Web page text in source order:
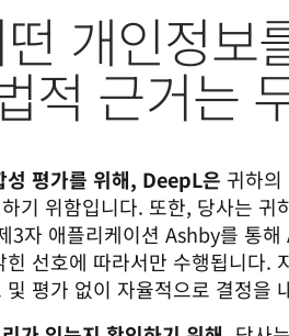
개인정보
적 근거는
성 평가를 위해, DeepL은 귀하의
기 위함입니다. 또한, 당사는
3자 애플리케이션 Ashby를 통
선호에 따라서만 수행됩니다.
평가 없이 자율적으로 결정을